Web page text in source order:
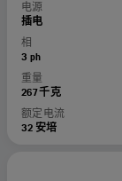
电源
插电
相
3 ph
重量
267 千克
额定电流
32 安培